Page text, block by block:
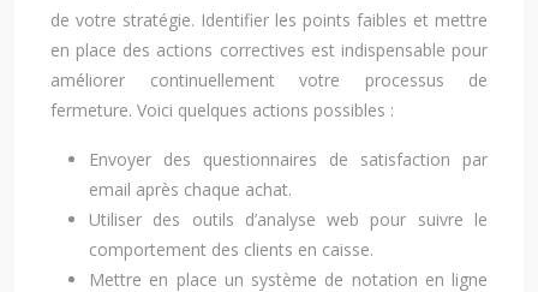
de votre stratégie. Identifier les points faibles et mettre
en place des actions correctives est indispensable pour
améliorer continuellement votre processus de
fermeture. Voici quelques actions possibles :
Envoyer des questionnaires de satisfaction par
email après chaque achat.
Utiliser des outils d’analyse web pour suivre le
comportement des clients en caisse.
Mettre en place un système de notation en ligne